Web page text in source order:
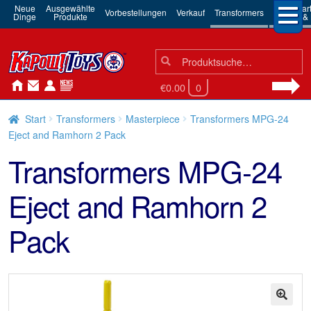
Neue
Dinge
Ausgewählte
Produkte Vorbestellungen Verkauf Transformers 3rd
Robots
Suchen
nach:
Suche
€0.00 0
Start Transformers Masterpiece
Transformers MPG-24
Eject and Ramhorn 2 Pack
Transformers MPG-24
Eject and Ramhorn 2
Pack